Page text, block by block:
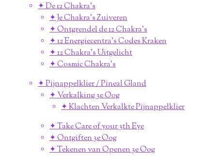
✦ De 12 Chakra's
✦ Je Chakra's Zuiveren
✦ Ontgrendel de 12 Chakra's
✦ 12 Energiecentra's Codes Kraken
✦ 12 Chakra's Uitgelicht
✦ Cosmic Chakra's
✦ Pijnappelklier / Pineal Gland
✦ Verkalking 3e Oog
✦ Klachten Verkalkte Pijnappelklier
✦ Take Care of your 3th Eye
✦ Ontgiften 3e Oog
✦ Tekenen van Openen 3e Oog